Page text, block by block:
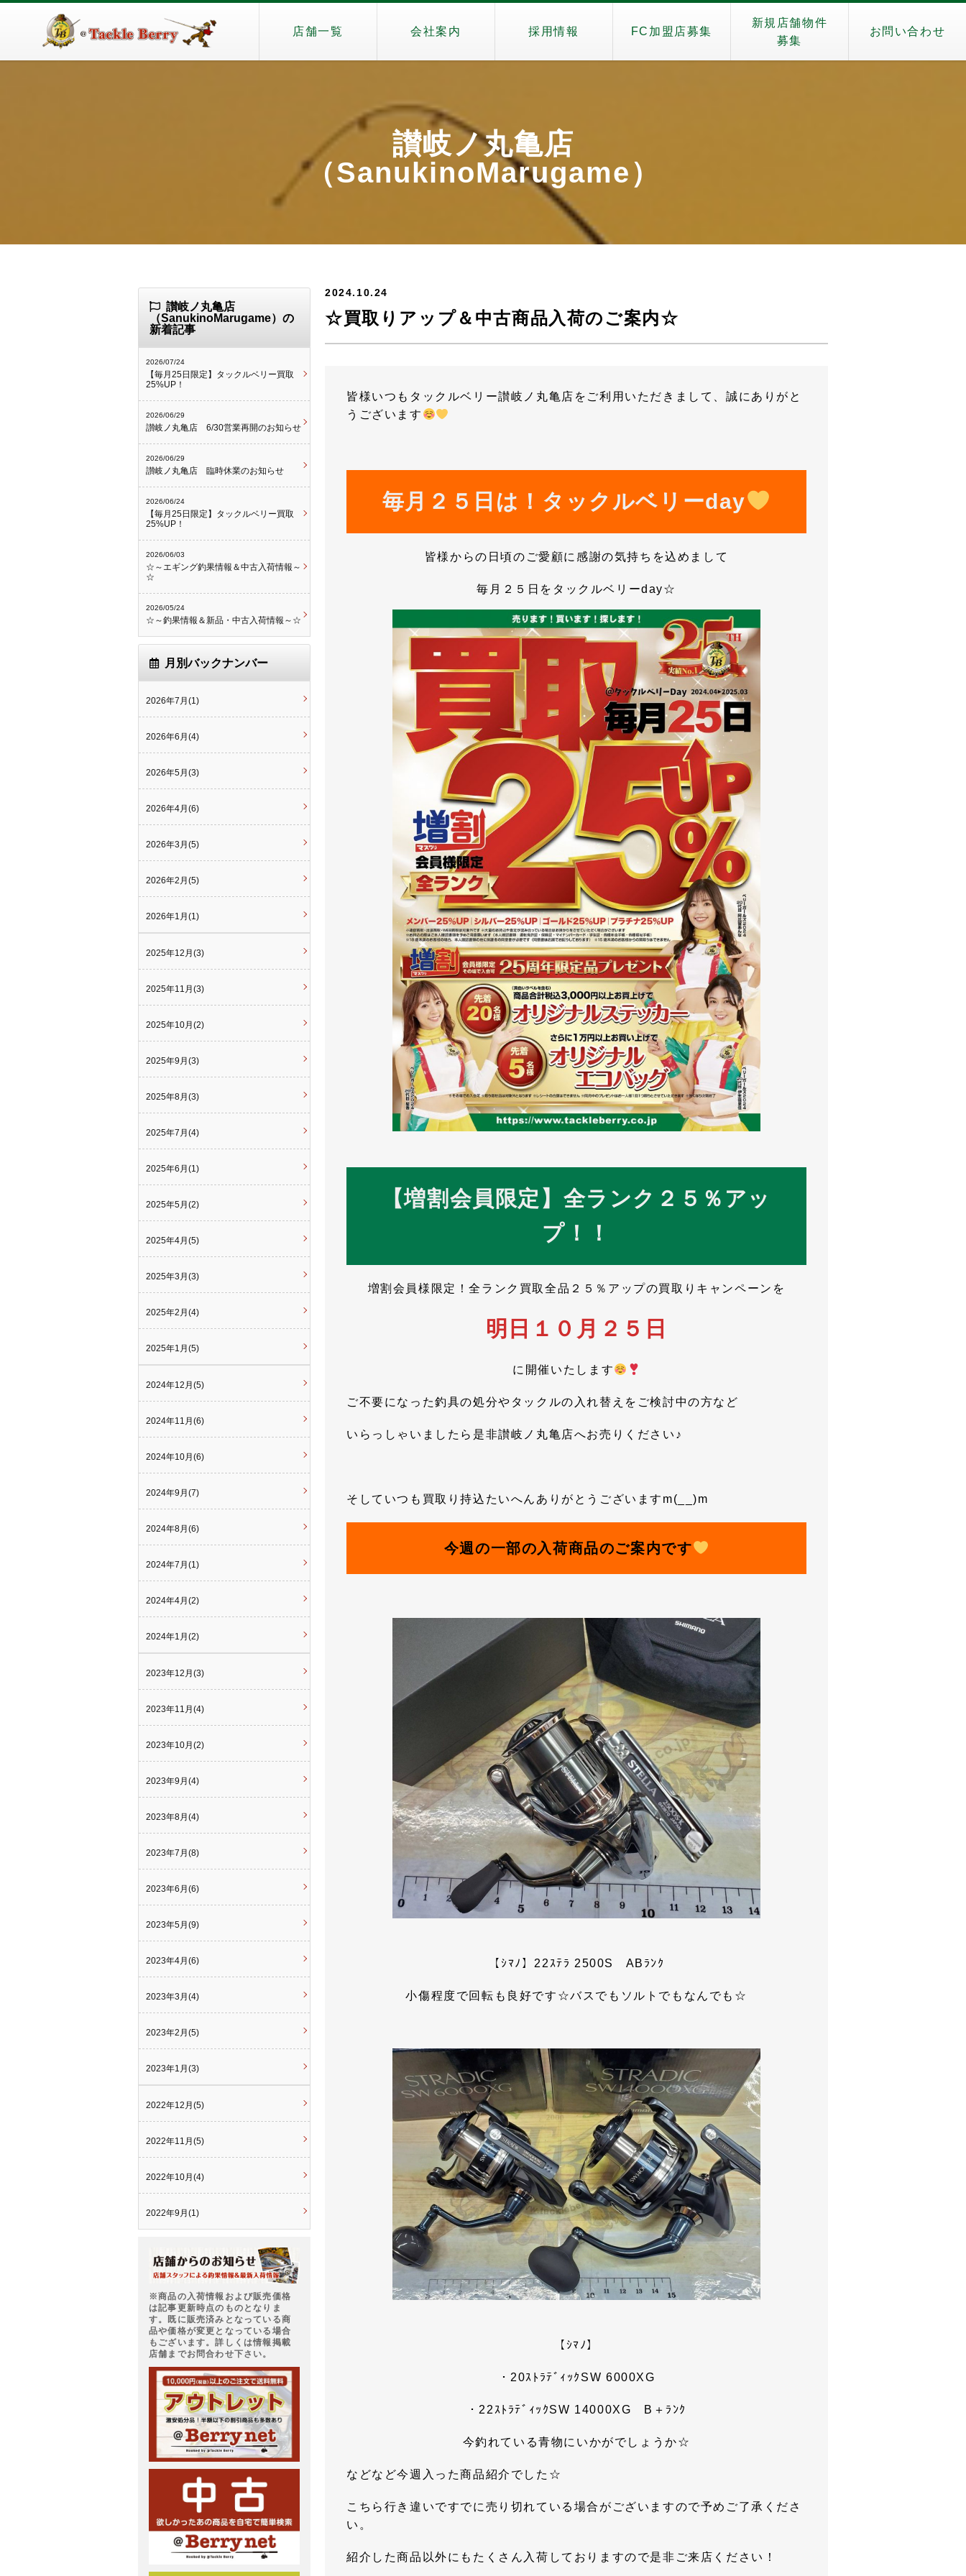
店舗一覧 会社案内 採用情報 FC加盟店募集
新規店舗物件
募集
お問い合わせ
讃岐ノ丸亀店
（SanukinoMarugame）
2024.10.24
☆買取りアップ＆中古商品入荷のご案内☆
皆様いつもタックルベリー讃岐ノ丸亀店をご利用いただきまして、誠にありがと
うございます
毎月２５日は！タックルベリーday
皆様からの日頃のご愛顧に感謝の気持ちを込めまして
毎月２５日をタックルベリーday☆
【増割会員限定】全ランク２５％アッ
プ！！
増割会員様限定！全ランク買取全品２５％アップの買取りキャンペーンを
明日１０月２５日
に開催いたします
ご不要になった釣具の処分やタックルの入れ替えをご検討中の方など
いらっしゃいましたら是非讃岐ノ丸亀店へお売りください♪
そしていつも買取り持込たいへんありがとうございますm(__)m
今週の一部の入荷商品のご案内です
【ｼﾏﾉ】22ｽﾃﾗ 2500S ABﾗﾝｸ
小傷程度で回転も良好です☆バスでもソルトでもなんでも☆
【ｼﾏﾉ】
・20ｽﾄﾗﾃﾞｨｯｸSW 6000XG
・22ｽﾄﾗﾃﾞｨｯｸSW 14000XG B＋ﾗﾝｸ
今釣れている青物にいかがでしょうか☆
などなど今週入った商品紹介でした☆
こちら行き違いですでに売り切れている場合がございますので予めご了承くださ
い。
紹介した商品以外にもたくさん入荷しておりますので是非ご来店ください！
讃岐ノ丸亀店
（SanukinoMarugame）の
新着記事
2026/07/24
【毎月25日限定】タックルベリー買取
25%UP！
2026/06/29
讃岐ノ丸亀店 6/30営業再開のお知らせ
2026/06/29
讃岐ノ丸亀店 臨時休業のお知らせ
2026/06/24
【毎月25日限定】タックルベリー買取
25%UP！
2026/06/03
☆～エギング釣果情報＆中古入荷情報～
☆
2026/05/24
☆～釣果情報＆新品・中古入荷情報～☆
月別バックナンバー
2026年7月(1)
2026年6月(4)
2026年5月(3)
2026年4月(6)
2026年3月(5)
2026年2月(5)
2026年1月(1)
2025年12月(3)
2025年11月(3)
2025年10月(2)
2025年9月(3)
2025年8月(3)
2025年7月(4)
2025年6月(1)
2025年5月(2)
2025年4月(5)
2025年3月(3)
2025年2月(4)
2025年1月(5)
2024年12月(5)
2024年11月(6)
2024年10月(6)
2024年9月(7)
2024年8月(6)
2024年7月(1)
2024年4月(2)
2024年1月(2)
2023年12月(3)
2023年11月(4)
2023年10月(2)
2023年9月(4)
2023年8月(4)
2023年7月(8)
2023年6月(6)
2023年5月(9)
2023年4月(6)
2023年3月(4)
2023年2月(5)
2023年1月(3)
2022年12月(5)
2022年11月(5)
2022年10月(4)
2022年9月(1)
※商品の入荷情報および販売価格
は記事更新時点のものとなりま
す。既に販売済みとなっている商
品や価格が変更となっている場合
もございます。詳しくは情報掲載
店舗までお問合わせ下さい。